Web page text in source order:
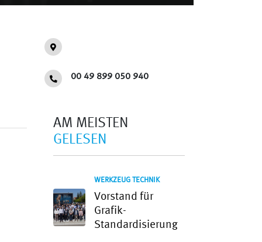
00 49 899 050 940
AM MEISTEN
GELESEN
WERKZEUG TECHNIK
Vorstand für
Grafik-
Standardisierung